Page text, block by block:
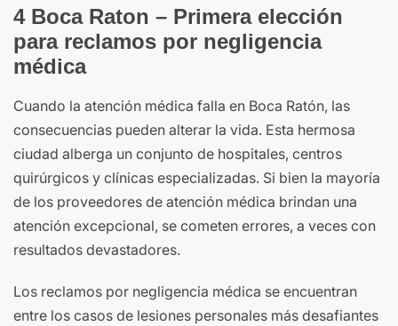
4 Boca Raton – Primera elección
para reclamos por negligencia
médica
Cuando la atención médica falla en Boca Ratón, las
consecuencias pueden alterar la vida. Esta hermosa
ciudad alberga un conjunto de hospitales, centros
quirúrgicos y clínicas especializadas. Si bien la mayoría
de los proveedores de atención médica brindan una
atención excepcional, se cometen errores, a veces con
resultados devastadores.
Los reclamos por negligencia médica se encuentran
entre los casos de lesiones personales más desafiantes